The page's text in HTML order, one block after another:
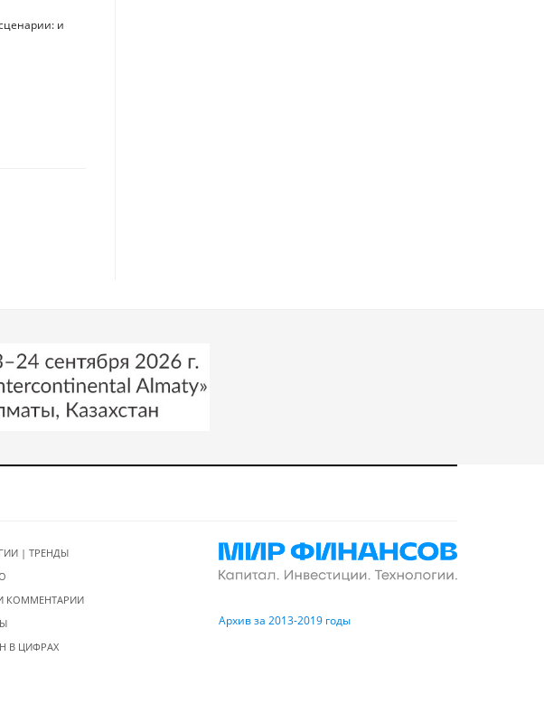
и
| ТРЕНДЫ
КОММЕНТАРИИ
В ЦИФРАХ
Архив за 2013-2019 годы